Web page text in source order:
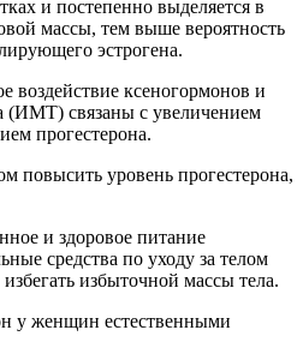
и постепенно выделяется в
массы, тем выше вероятность
эстрогена.
воздействие ксеногормонов и
(ИМТ) связаны с увеличением
прогестерона.
повысить уровень прогестерона,
и здоровое питание
средства по уходу за телом
избыточной массы тела.